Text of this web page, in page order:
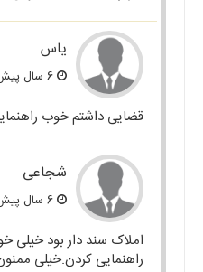
یاس
قضایی داشتم خوب
شجاعی
املاک سند دار بود خیلی
راهنمایی کردن.خیلی